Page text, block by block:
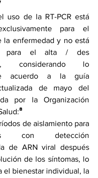
uso de la RT-PCR está
para el
la enfermedad y no está
para el alta / des
considerando lo
acuerdo a la guía
de mayo del
por la Organización
⁸
de aislamiento para
con detección
de ARN viral después
de los síntomas, lo
el bienestar individual, la